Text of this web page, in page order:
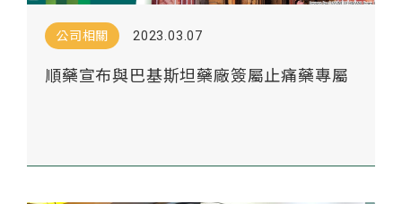
公司相關 2023.03.07
順藥宣布與巴基斯坦藥廠簽屬止痛藥專屬